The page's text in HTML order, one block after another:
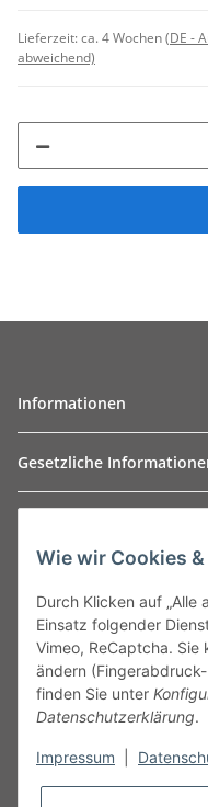
Lieferzeit:ca. 4 Wochen(DE -
abweichend)
Informationen
Gesetzliche
Leibnizstraße 2a
Germany
Phone:+49 40 5287270
Fax:+49 40 5281050
Email:sales@tow-
Wie wir Cookies
Durch Klicken auf „Alle
Einsatz folgender
Vimeo, ReCaptcha.
ändern
finden Sie unter
Datenschutzerklärung.
Impressum